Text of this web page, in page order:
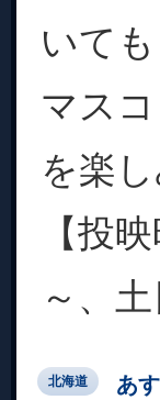
いても
マス
を楽
【投
～、
北海道 あ